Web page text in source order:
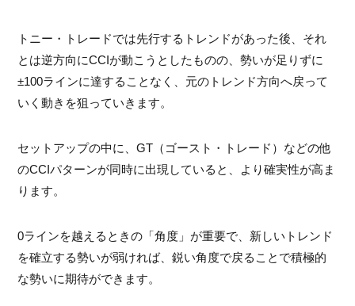
トニー・トレードでは先行するトレンドがあった後、それ
とは逆方向にCCIが動こうとしたものの、勢いが足りずに
±100ラインに達することなく、元のトレンド方向へ戻って
いく動きを狙っていきます。
セットアップの中に、GT（ゴースト・トレード）などの他
のCCIパターンが同時に出現していると、より確実性が高ま
ります。
0ラインを越えるときの「角度」が重要で、新しいトレンド
を確立する勢いが弱ければ、鋭い角度で戻ることで積極的
な勢いに期待ができます。